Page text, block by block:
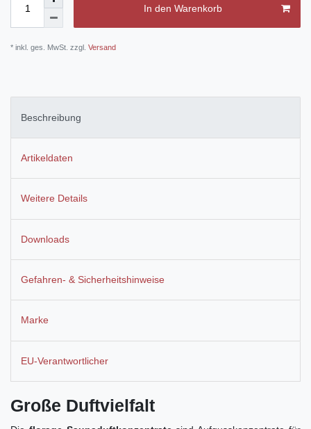
In den Warenkorb
* inkl. ges. MwSt. zzgl. Versand
Beschreibung
Artikeldaten
Weitere Details
Downloads
Gefahren- & Sicherheitshinweise
Marke
EU-Verantwortlicher
Große Duftvielfalt